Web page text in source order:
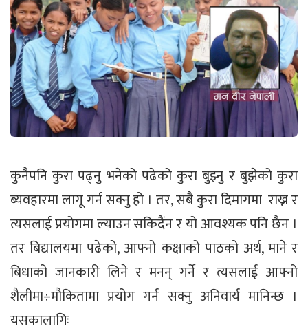
कुनैपनि कुरा पढ्नु भनेको पढेको कुरा बुझ्नु र बुझेको कुरा
ब्यवहारमा लागू गर्न सक्नु हो । तर, सबै कुरा दिमागमा राख्न र
त्यसलाई प्रयोगमा ल्याउन सकिदैंन र यो आवश्यक पनि छैन ।
तर बिद्यालयमा पढेको, आफ्नो कक्षाको पाठको अर्थ, माने र
बिधाको जानकारी लिने र मनन् गर्ने र त्यसलाई आफ्नो
शैलीमा÷मौकितामा प्रयोग गर्न सक्नु अनिवार्य मानिन्छ ।
यसकालागिः